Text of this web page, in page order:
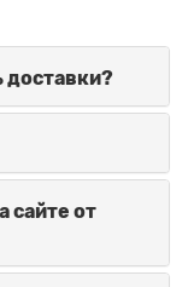
доставки?
сайте от